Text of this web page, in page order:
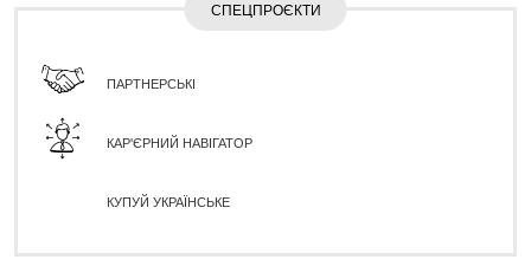
СПЕЦПРОЄКТИ
ПАРТНЕРСЬКІ
КАР'ЄРНИЙ НАВІГАТОР
КУПУЙ УКРАЇНСЬКЕ